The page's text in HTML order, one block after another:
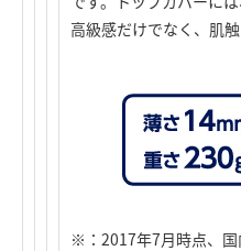
高級感だけでなく、肌
※：2017年7月時点、国